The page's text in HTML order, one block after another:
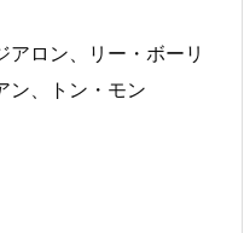
アロン、リー・ボーリ
ン、トン・モン